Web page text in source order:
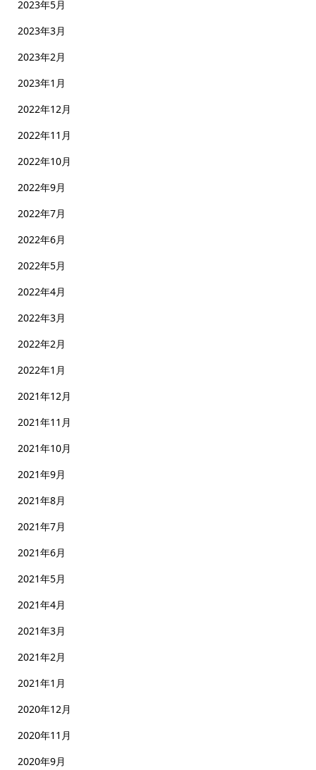
2023年5月
2023年3月
2023年2月
2023年1月
2022年12月
2022年11月
2022年10月
2022年9月
2022年7月
2022年6月
2022年5月
2022年4月
2022年3月
2022年2月
2022年1月
2021年12月
2021年11月
2021年10月
2021年9月
2021年8月
2021年7月
2021年6月
2021年5月
2021年4月
2021年3月
2021年2月
2021年1月
2020年12月
2020年11月
2020年9月